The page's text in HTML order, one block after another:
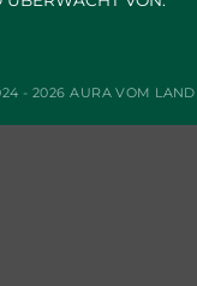
- 2026 AURA VOM LAND